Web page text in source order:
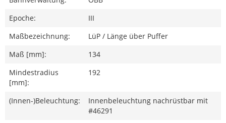
Epoche:
III
Maßbezeichnung:
LüP / Länge über Puffer
Maß [mm]:
134
Mindestradius
[mm]:
192
(Innen-)Beleuchtung:
Innenbeleuchtung nachrüstbar mit
#46291